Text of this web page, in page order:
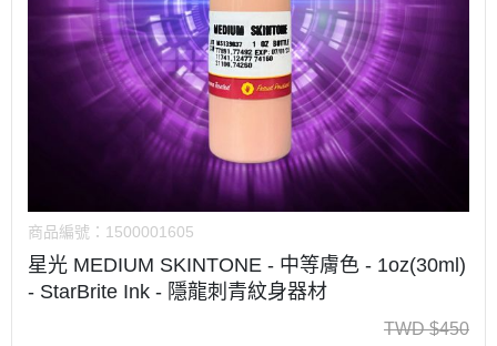
商品編號： 1500001605
星光 MEDIUM SKINTONE - 中等膚色 - 1oz(30ml)
- StarBrite Ink - 隱龍刺青紋身器材
TWD $450